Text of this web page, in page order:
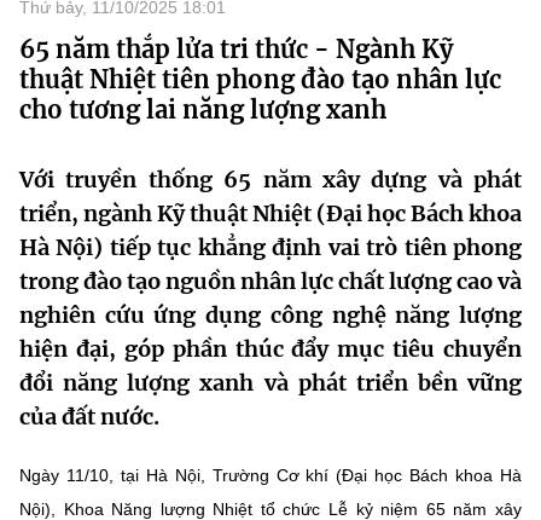
Trang chủ
Giới thiệu
Cơ cấu tổ chức
Lịch sử phát triển
Sở Khoa học và Công nghệ
Khoa học và Công nghệ
Đổi mới sáng tạo
Bưu chính, Viễn thông
Tiêu chuẩn, đo lường, chất lượng
Dịch vụ công
Hệ thống văn bản
Văn bản QPPL
Văn bản chỉ đạo điều hành
MST IOFFICE
THỐNG KÊ
THƯ ĐIỆN TỬ
Thứ bảy, 11/10/2025 18:01
65 năm thắp lửa tri thức - Ngành Kỹ
thuật Nhiệt tiên phong đào tạo nhân lực
cho tương lai năng lượng xanh
Với truyền thống 65 năm xây dựng và phát
triển, ngành Kỹ thuật Nhiệt (Đại học Bách khoa
Hà Nội) tiếp tục khẳng định vai trò tiên phong
trong đào tạo nguồn nhân lực chất lượng cao và
nghiên cứu ứng dụng công nghệ năng lượng
hiện đại, góp phần thúc đẩy mục tiêu chuyển
đổi năng lượng xanh và phát triển bền vững
của đất nước.
Ngày 11/10, tại Hà Nội, Trường Cơ khí (Đại học Bách khoa Hà
Nội), Khoa Năng lượng Nhiệt tổ chức Lễ kỷ niệm 65 năm xây